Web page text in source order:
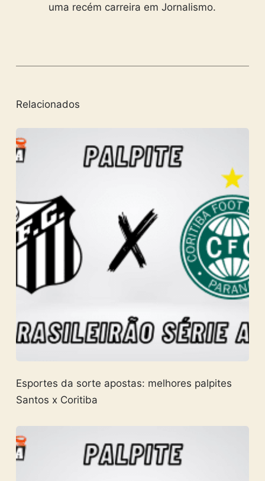
uma recém carreira em Jornalismo.
Relacionados
Esportes da sorte apostas: melhores palpites
Santos x Coritiba